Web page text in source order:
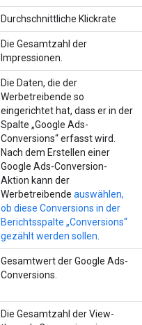
Durchschnittliche Klickrate
Die Gesamtzahl der
Impressionen.
Die Daten, die der
Werbetreibende so
eingerichtet hat, dass er in der
Spalte „Google Ads-
Conversions“ erfasst wird.
Nach dem Erstellen einer
Google Ads-Conversion-
Aktion kann der
Werbetreibende auswählen,
ob diese Conversions in der
Berichtsspalte „Conversions“
gezählt werden sollen
Gesamtwert der Google Ads-
Conversions.
Die Gesamtzahl der View-